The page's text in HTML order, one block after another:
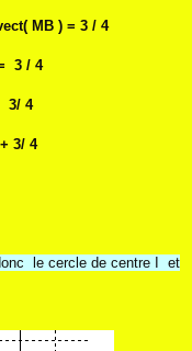
MB ) = 3 / 4
/ 4
4
3/ 4
le cercle de centre I et